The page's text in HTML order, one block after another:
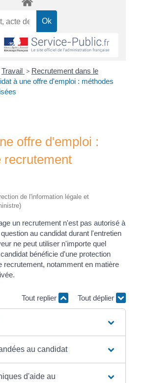
Travail > Recrutement dans le
à une offre d'emploi : méthodes
offre d'emploi :
recrutement
de l'information légale et
un recrutement n'est pas autorisé à
au candidat durant l'entretien
ne peut utiliser n'importe quel
bénéficie d'une protection
recrutement, notamment en matière
Tout replier Tout déplier
au candidat
d'aide au